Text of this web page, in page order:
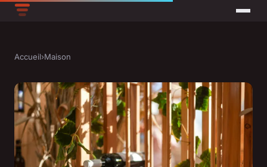
Accueil›Maison